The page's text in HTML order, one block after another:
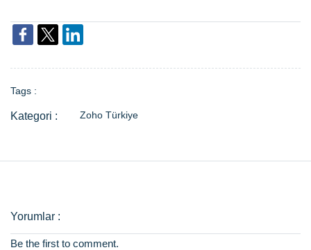
Tags :
Zoho Türkiye
Be the first to comment.